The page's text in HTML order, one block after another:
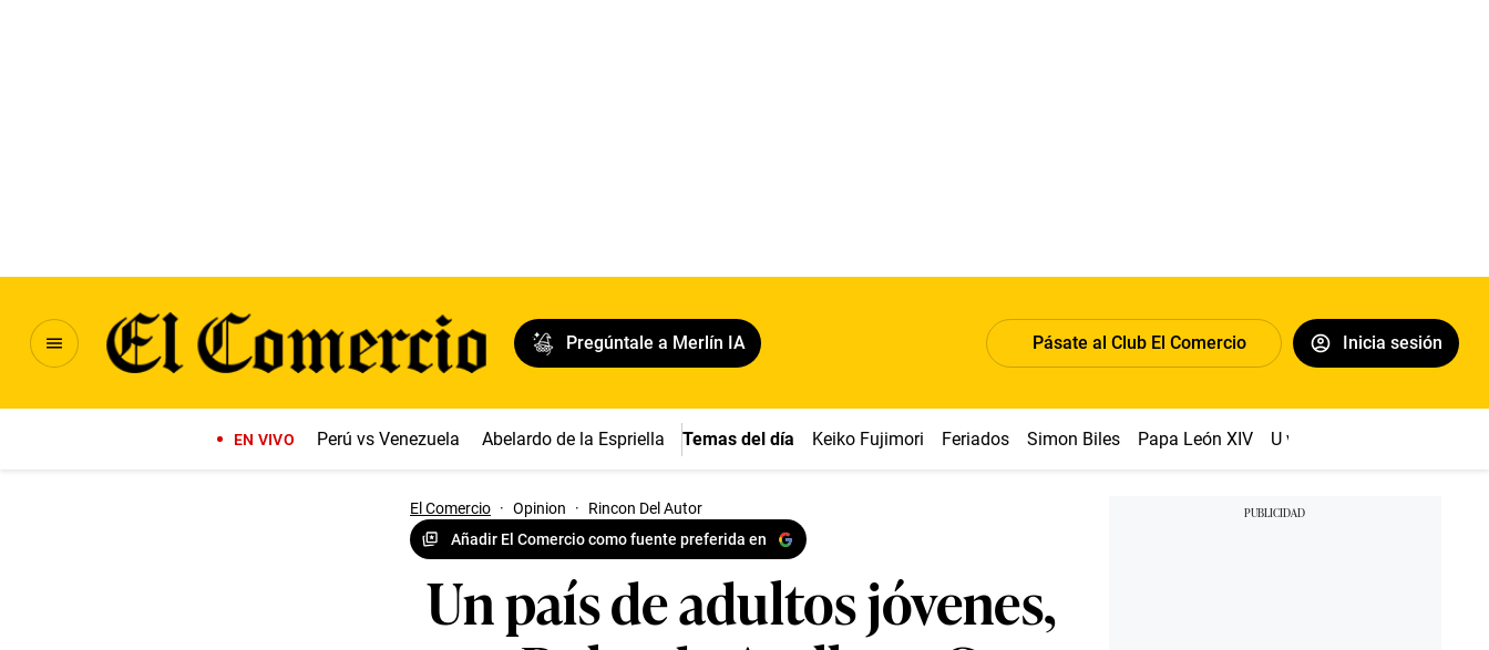
Pregúntale a Merlín IA Pásate al Club El Comercio Inicia sesión
EN VIVO Perú vs Venezuela Abelardo de la Espriella Temas del día Keiko Fujimori Feriados Simon Biles Papa León XIV U vs Cristal
El Comercio · Opinion ·
Rincon Del Autor
Añadir El Comercio como fuente preferida en
Un país de adultos jóvenes,